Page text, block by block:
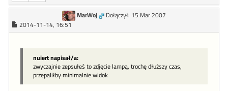
MarWoj
Dołączył: 15 Mar 2007
2014-11-14, 16:51
nuiert napisał/a:
zwyczajnie zepsułeś to zdjęcie lampą, trochę dłuższy czas,
przepaliłby minimalnie widok